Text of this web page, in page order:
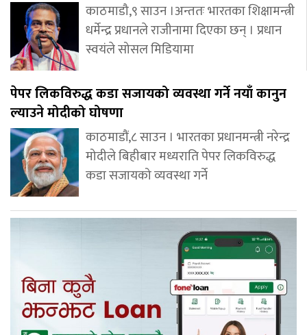
काठमाडौ,९ साउन ।अन्ततः भारतका शिक्षामन्त्री
धर्मेन्द्र प्रधानले राजीनामा दिएका छन् । प्रधान
स्वयंले सोसल मिडियामा
पेपर लिकविरुद्ध कडा सजायको व्यवस्था गर्ने नयाँ कानुन
ल्याउने मोदीको घोषणा
काठमाडौं,८ साउन । भारतका प्रधानमन्त्री नरेन्द्र
मोदीले बिहीबार मध्यराति पेपर लिकविरुद्ध
कडा सजायको व्यवस्था गर्ने